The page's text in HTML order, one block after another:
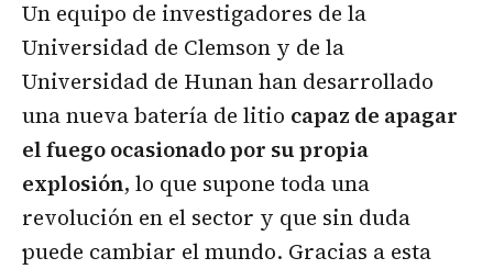
Un equipo de investigadores de la
Universidad de Clemson y de la
Universidad de Hunan han desarrollado
una nueva batería de litio capaz de apagar
el fuego ocasionado por su propia
explosión, lo que supone toda una
revolución en el sector y que sin duda
puede cambiar el mundo. Gracias a esta